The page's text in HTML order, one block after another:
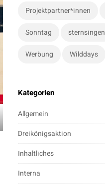
Projektpartner*innen
Sonntag sternsingen
Werbung Wilddays
Kategorien
Allgemein
Dreikönigsaktion
Inhaltliches
Interna